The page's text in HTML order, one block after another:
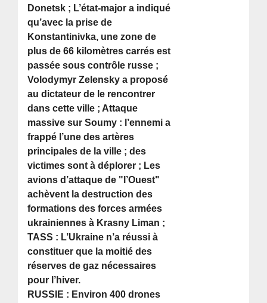
Donetsk ; L’état-major a indiqué
qu’avec la prise de
Konstantinivka, une zone de
plus de 66 kilomètres carrés est
passée sous contrôle russe ;
Volodymyr Zelensky a proposé
au dictateur de le rencontrer
dans cette ville ; Attaque
massive sur Soumy : l’ennemi a
frappé l’une des artères
principales de la ville ; des
victimes sont à déplorer ; Les
avions d’attaque de "l’Ouest"
achèvent la destruction des
formations des forces armées
ukrainiennes à Krasny Liman ;
TASS : L’Ukraine n’a réussi à
constituer que la moitié des
réserves de gaz nécessaires
pour l’hiver.
RUSSIE : Environ 400 drones